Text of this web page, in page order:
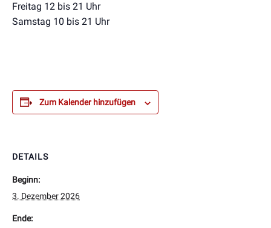
Freitag 12 bis 21 Uhr
Samstag 10 bis 21 Uhr
Zum Kalender hinzufügen
DETAILS
Beginn:
3. Dezember 2026
Ende: